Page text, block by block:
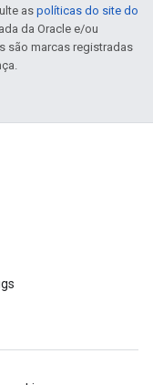
aspolíticas do site do
da Oracle e/ou
são marcas registradas